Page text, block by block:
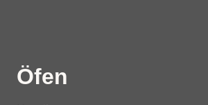
Öfen